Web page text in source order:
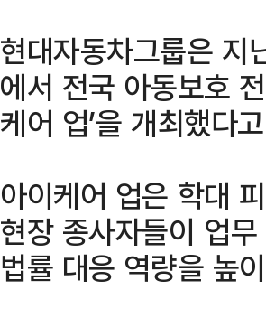
현대자동차그룹은
에서 전국 아동보호
케어 업’을 개최했다
아이케어 업은 학대
현장 종사자들이 업
법률 대응 역량을 높